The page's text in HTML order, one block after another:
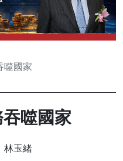
噬國家
噬國家
林玉緒